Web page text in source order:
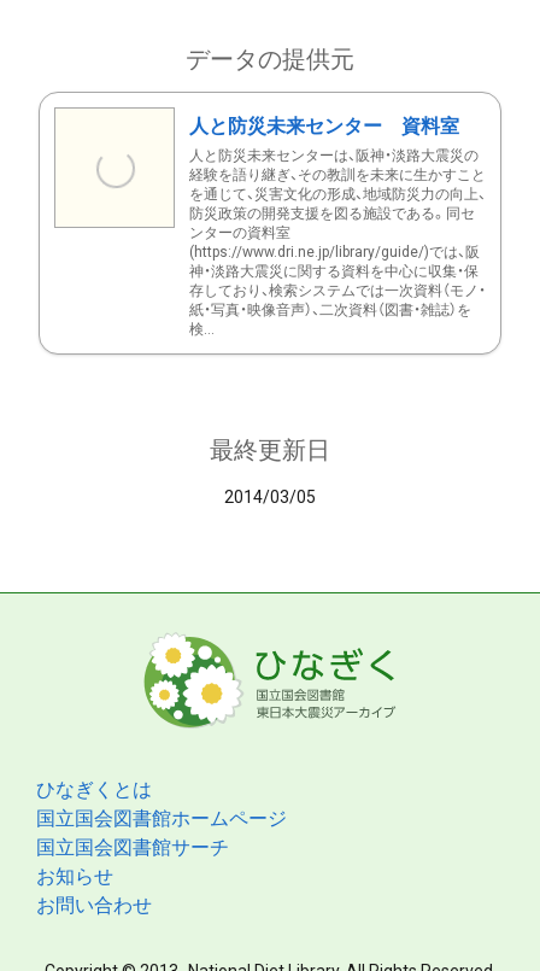
データの提供元
人と防災未来センター 資料室
人と防災未来センターは、阪神・淡路大震災の
経験を語り継ぎ、その教訓を未来に生かすこと
を通じて、災害文化の形成、地域防災力の向上、
防災政策の開発支援を図る施設である。同セ
ンターの資料室
(https://www.dri.ne.jp/library/guide/)では、阪
神・淡路大震災に関する資料を中心に収集・保
存しており、検索システムでは一次資料（モノ・
紙・写真・映像音声）、二次資料（図書・雑誌）を
検...
最終更新日
2014/03/05
ひなぎくとは
国立国会図書館ホームページ
国立国会図書館サーチ
お知らせ
お問い合わせ